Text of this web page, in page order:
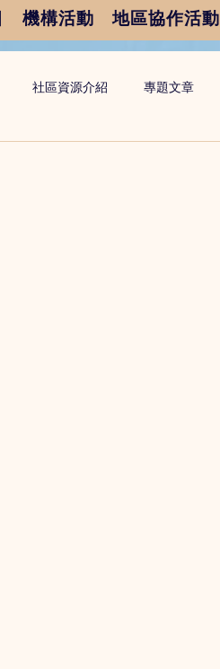
機構活動 地區協作活動
社區資源介紹 專題文章